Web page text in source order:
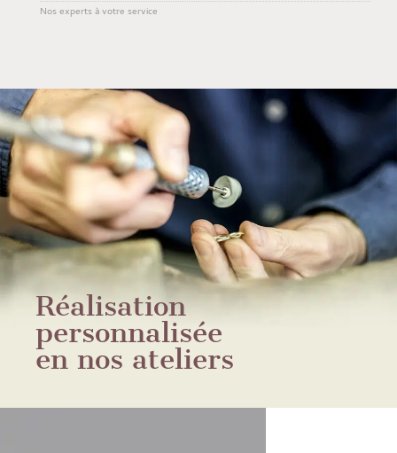
Nos experts à votre service
Réalisation
personnalisée
en nos ateliers